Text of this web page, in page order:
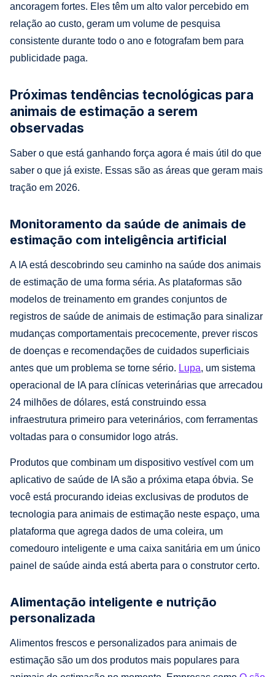
ancoragem fortes. Eles têm um alto valor percebido em
relação ao custo, geram um volume de pesquisa
consistente durante todo o ano e fotografam bem para
publicidade paga.
Próximas tendências tecnológicas para
animais de estimação a serem
observadas
Saber o que está ganhando força agora é mais útil do que
saber o que já existe. Essas são as áreas que geram mais
tração em 2026.
Monitoramento da saúde de animais de
estimação com inteligência artificial
A IA está descobrindo seu caminho na saúde dos animais
de estimação de uma forma séria. As plataformas são
modelos de treinamento em grandes conjuntos de
registros de saúde de animais de estimação para sinalizar
mudanças comportamentais precocemente, prever riscos
de doenças e recomendações de cuidados superficiais
antes que um problema se torne sério. Lupa, um sistema
operacional de IA para clínicas veterinárias que arrecadou
24 milhões de dólares, está construindo essa
infraestrutura primeiro para veterinários, com ferramentas
voltadas para o consumidor logo atrás.
Produtos que combinam um dispositivo vestível com um
aplicativo de saúde de IA são a próxima etapa óbvia. Se
você está procurando ideias exclusivas de produtos de
tecnologia para animais de estimação neste espaço, uma
plataforma que agrega dados de uma coleira, um
comedouro inteligente e uma caixa sanitária em um único
painel de saúde ainda está aberta para o construtor certo.
Alimentação inteligente e nutrição
personalizada
Alimentos frescos e personalizados para animais de
estimação são um dos produtos mais populares para